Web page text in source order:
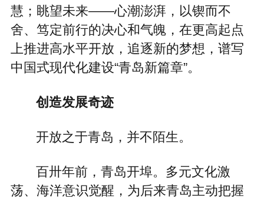
慧；眺望未来——心潮澎湃，以锲而不
舍、笃定前行的决心和气魄，在更高起点
上推进高水平开放，追逐新的梦想，谱写
中国式现代化建设“青岛新篇章”。
创造发展奇迹
开放之于青岛，并不陌生。
百卅年前，青岛开埠。多元文化激
荡、海洋意识觉醒，为后来青岛主动把握